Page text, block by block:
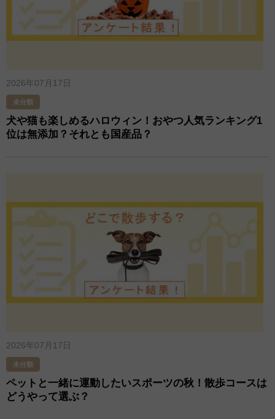
2026年07月17日
未分類
犬や猫も楽しめるハロウィン！おやつ人気ランキング1
位は無添加？それとも国産品？
2026年07月17日
未分類
ペットと一緒に運動したいスポーツの秋！散歩コースは
どうやって選ぶ？